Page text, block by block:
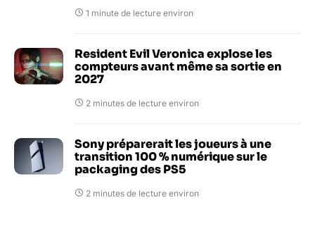
1 minute de lecture environ
Resident Evil Veronica explose les
compteurs avant même sa sortie en
2027
2 minutes de lecture environ
Sony préparerait les joueurs à une
transition 100 % numérique sur le
packaging des PS5
2 minutes de lecture environ